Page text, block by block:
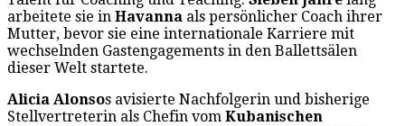
arbeitete sie in Havanna als persönlicher Coach ihrer
Mutter, bevor sie eine internationale Karriere mit
wechselnden Gastengagements in den Ballettsälen
dieser Welt startete.
Alicia Alonsos avisierte Nachfolgerin und bisherige
Stellvertreterin als Chefin vom Kubanischen